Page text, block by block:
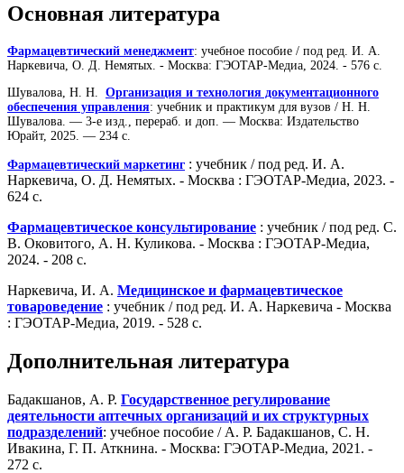
Основная литература
Фармацевтический менеджмент: учебное пособие / под ред. И. А.
Наркевича, О. Д. Немятых. - Москва: ГЭОТАР-Медиа, 2024. - 576 с.
Шувалова, Н. Н. Организация и технология документационного
обеспечения управления: учебник и практикум для вузов / Н. Н.
Шувалова. — 3-е изд., перераб. и доп. — Москва: Издательство
Юрайт, 2025. — 234 с.
Фармацевтический маркетинг : учебник / под ред. И. А.
Наркевича, О. Д. Немятых. - Москва : ГЭОТАР-Медиа, 2023. -
624 с.
Фармацевтическое консультирование : учебник / под ред. С.
В. Оковитого, А. Н. Куликова. - Москва : ГЭОТАР-Медиа,
2024. - 208 с.
Наркевича, И. А. Медицинское и фармацевтическое
товароведение : учебник / под ред. И. А. Наркевича - Москва
: ГЭОТАР-Медиа, 2019. - 528 с.
Дополнительная литература
Бадакшанов, А. Р. Государственное регулирование
деятельности аптечных организаций и их структурных
подразделений: учебное пособие / А. Р. Бадакшанов, С. Н.
Ивакина, Г. П. Аткнина. - Москва: ГЭОТАР-Медиа, 2021. -
272 с.